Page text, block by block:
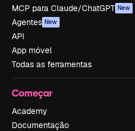
MCP para Claude/ChatGPT New
Agentes New
API
App móvel
Todas as ferramentas
Começar
Academy
Documentação